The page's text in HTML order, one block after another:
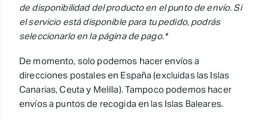
de disponibilidad del producto en el punto de envío. Si
el servicio está disponible para tu pedido, podrás
seleccionarlo en la página de pago.*
De momento, solo podemos hacer envíos a
direcciones postales en España (excluidas las Islas
Canarias, Ceuta y Melilla). Tampoco podemos hacer
envíos a puntos de recogida en las Islas Baleares.